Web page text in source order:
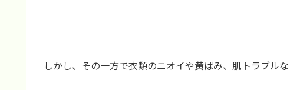
しかし、その一方で衣類のニオイや黄ばみ、肌トラブルな